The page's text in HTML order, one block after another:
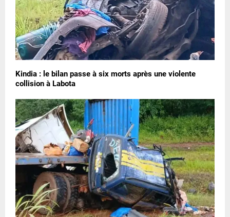
Kindia : le bilan passe à six morts après une violente
collision à Labota